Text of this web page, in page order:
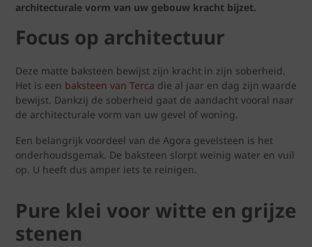
architecturale vorm van uw gebouw kracht bijzet.
Focus op architectuur
Deze matte baksteen bewijst zijn kracht in zijn soberheid.
Het is een baksteen van Terca die al jaar en dag zijn waarde
bewijst. Dankzij de soberheid gaat de aandacht vooral naar
de architecturale vorm van uw gevel of woning.
Een belangrijk voordeel van de Agora gevelsteen is het
onderhoudsgemak. De baksteen slorpt weinig water en vuil
op. U heeft dus amper iets te reinigen.
Pure klei voor witte en grijze
stenen